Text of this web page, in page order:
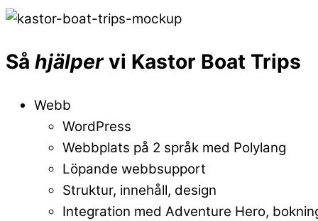
Så hjälpervi Kastor Boat Trips
Webb
WordPress
Webbplats på 2 språk med Polylang
Löpande webbsupport
Struktur, innehåll, design
Integration med Adventure Hero,